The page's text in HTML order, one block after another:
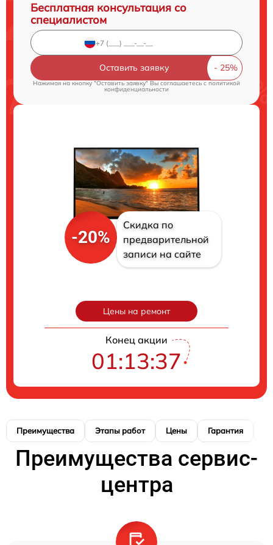
Бесплатная консультация со
специалистом
Оставить заявку
Нажимая на кнопку "Оставить заявку" Вы соглашаетесь cполитикой
конфиденциальности
-20%
Скидка по
предварительной
записи на сайте
Цены на ремонт
Конец акции
01:13:36
Преимущества Этапы работ Цены Гарантия
Преимущества сервис-
центра